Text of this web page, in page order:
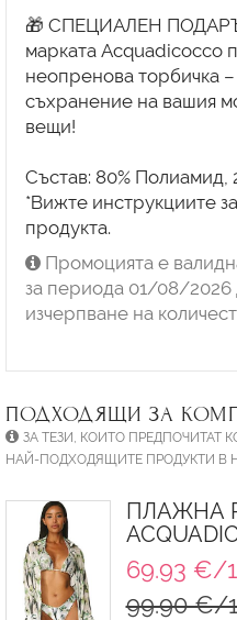
🎁 СПЕЦИАЛЕН
марката Acquadicocco
неопренова торбичка
съхранение на вашия
вещи!
Състав: 80% Полиамид,
*Вижте инструкциите
продукта.
Промоцията е
за периода 01/08/
изчерпване на
ПОДХОДЯЩИ ЗА
ЗА ТЕЗИ, КОИТО ПРЕДПОЧИТАТ
НАЙ-ПОДХОДЯЩИТЕ ПРОДУКТИ В
ПЛАЖНА
69.93 €/
99.90 €/